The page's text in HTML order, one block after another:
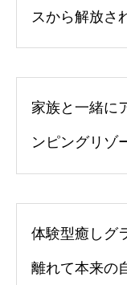
スから解放さ
家族と一緒に
ンピングリゾ
体験型癒しグ
離れて本来の